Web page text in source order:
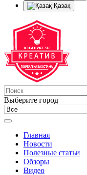
Қазақ
Выберите город
Главная
Новости
Полезные статьи
Обзоры
Видео